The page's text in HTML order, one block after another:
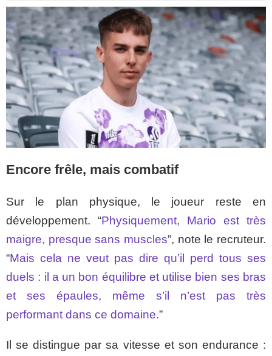
Encore frêle, mais combatif
Sur le plan physique, le joueur reste en
développement. “Physiquement, Mario est très
maigre, presque sans muscles”, note le recruteur.
“Mais cela ne veut pas dire qu’il perd tous ses
duels : il a un bon équilibre et utilise bien ses bras
et ses épaules, même s’il n’est pas très
performant dans ce domaine.”
Il se distingue par sa vitesse et son endurance :